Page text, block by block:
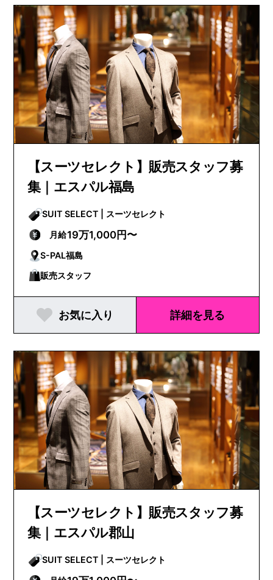
【スーツセレクト】販売スタッフ募
集｜エスパル福島
SUIT SELECT | スーツセレクト
月給19万1,000円〜
S-PAL福島
販売スタッフ
お気に入り 詳細を見る
【スーツセレクト】販売スタッフ募
集｜エスパル郡山
SUIT SELECT | スーツセレクト